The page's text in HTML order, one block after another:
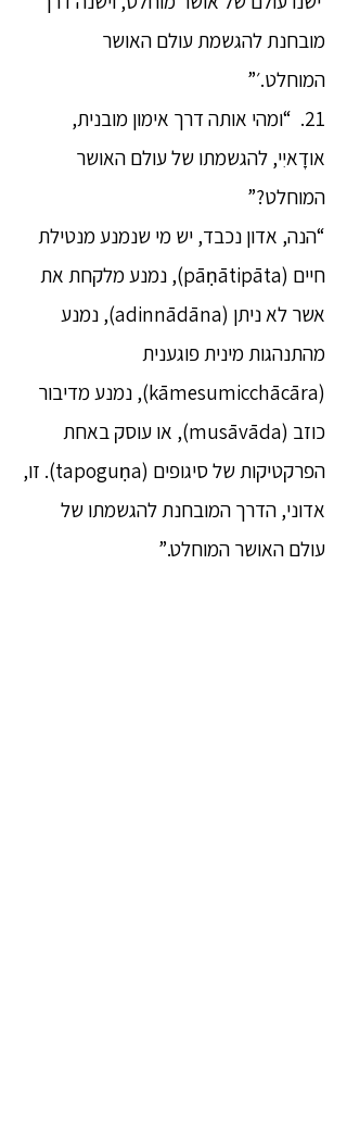
מובחנת להגשמת עולם האושר
המוחלט.׳”
21. “ומהי אותה דרך אימון מובנית,
אודָאיִי, להגשמתו של עולם האושר
המוחלט?”
“הנה, אדון נכבד, יש מי שנמנע מנטילת
חיים (pāṇātipāta), נמנע מלקחת את
אשר לא ניתן (adinnādāna), נמנע
מהתנהגות מינית פוגענית
(kāmesumicchācāra), נמנע מדיבור
כוזב (musāvāda), או עוסק באחת
הפרקטיקות של סיגופים (tapoguṇa). זו,
אדוני, הדרך המובחנת להגשמתו של
עולם האושר המוחלט.”